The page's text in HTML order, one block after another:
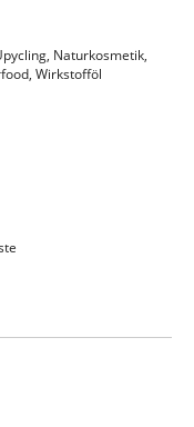
, Naturkosmetik,
, Wirkstofföl